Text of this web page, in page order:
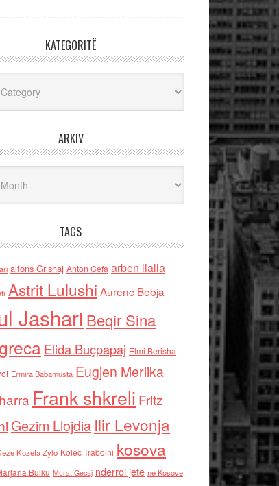
KATEGORITË
ARKIV
TAGS
alfons Grishaj Anton Cefa arben llalla
Astrit Lulushi Aurenc Bebja
Jashari Beqir Sina
Elida Buçpapaj Elmi Berisha
Ermira Babamusta Eugjen Merlika
Frank shkreli Fritz
Gezim Llojdia Ilir Levonja
Kozeta Zylo Kolec Traboini kosova
Bulku Murat Gecaj nderroi jete ne Kosove